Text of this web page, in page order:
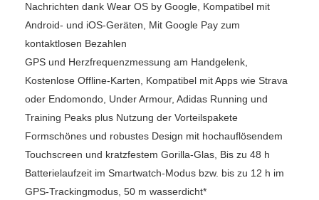
Nachrichten dank Wear OS by Google, Kompatibel mit
Android- und iOS-Geräten, Mit Google Pay zum
kontaktlosen Bezahlen
GPS und Herzfrequenzmessung am Handgelenk,
Kostenlose Offline-Karten, Kompatibel mit Apps wie Strava
oder Endomondo, Under Armour, Adidas Running und
Training Peaks plus Nutzung der Vorteilspakete
Formschönes und robustes Design mit hochauflösendem
Touchscreen und kratzfestem Gorilla-Glas, Bis zu 48 h
Batterielaufzeit im Smartwatch-Modus bzw. bis zu 12 h im
GPS-Trackingmodus, 50 m wasserdicht*